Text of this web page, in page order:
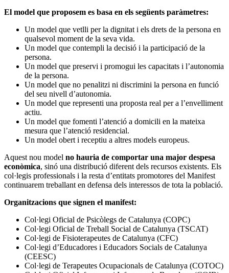
El model que proposem es basa en els següents paràmetres:
Un model que vetlli per la dignitat i els drets de la persona en
qualsevol moment de la seva vida.
Un model que contempli la decisió i la participació de la
persona.
Un model que preservi i promogui les capacitats i l’autonomia
de la persona.
Un model que no penalitzi ni discrimini la persona en funció
del seu nivell d’autonomia.
Un model que representi una proposta real per a l’envelliment
actiu.
Un model que fomenti l’atenció a domicili en la mateixa
mesura que l’atenció residencial.
Un model obert i receptiu a altres models europeus.
Aquest nou model no hauria de comportar una major despesa
econòmica, sinó una distribució diferent dels recursos existents. Els
col·legis professionals i la resta d’entitats promotores del Manifest
continuarem treballant en defensa dels interessos de tota la població.
Organitzacions que signen el manifest:
Col·legi Oficial de Psicòlegs de Catalunya (COPC)
Col·legi Oficial de Treball Social de Catalunya (TSCAT)
Col·legi de Fisioterapeutes de Catalunya (CFC)
Col·legi d’Educadores i Educadors Socials de Catalunya
(CEESC)
Col·legi de Terapeutes Ocupacionals de Catalunya (COTOC)